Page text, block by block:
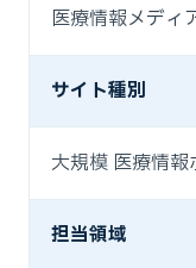
医療情報メディ
サイト種別
大規模 医療情
担当領域